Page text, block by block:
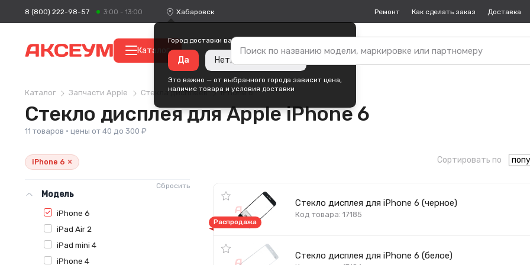
8 (800) 222-98-57 3:00 - 13:00 Хабаровск
Город доставки ваших покупок —
Да Нет, изменить город
Это важно — от выбранного города зависит цена,
наличие товара и условия доставки
Ремонт Как сделать заказ Доставка
Каталог
Каталог Запчасти Apple Стекла дисплеев iPhone 6
Стекло дисплея для Apple iPhone 6
11 товаров · цены от 40 до 300 ₽
iPhone 6 ×
Сбросить
Модель
iPhone 6
iPad Air 2
iPad mini 4
iPhone 4
Сортировать по
Стекло дисплея для iPhone 6 (черное)
Код товара: 17185
Распродажа
Стекло дисплея для iPhone 6 (белое)